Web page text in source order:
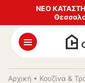
ΝΕΟ
Αρχική • Κουζίνα &